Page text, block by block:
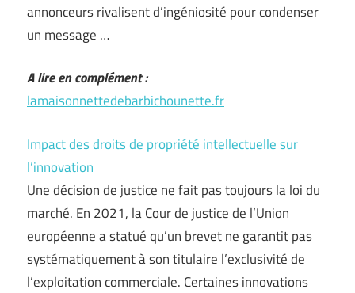
annonceurs rivalisent d’ingéniosité pour condenser
un message …
A lire en complément :
lamaisonnettedebarbichounette.fr
Impact des droits de propriété intellectuelle sur
l’innovation
Une décision de justice ne fait pas toujours la loi du
marché. En 2021, la Cour de justice de l’Union
européenne a statué qu’un brevet ne garantit pas
systématiquement à son titulaire l’exclusivité de
l’exploitation commerciale. Certaines innovations